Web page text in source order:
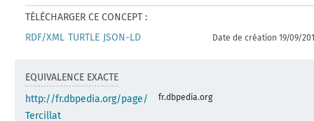
TÉLÉCHARGER CE CONCEPT :
RDF/XML TURTLE JSON-LD Date de création 19/09/
EQUIVALENCE EXACTE
http://fr.dbpedia.org/page/
Tercillat
fr.dbpedia.org